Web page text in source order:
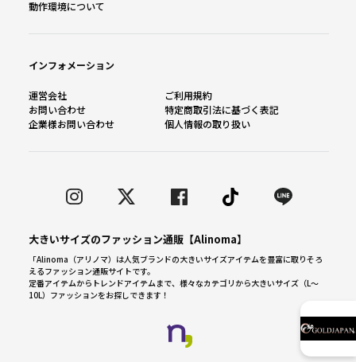
動作環境について
インフォメーション
運営会社
ご利用規約
お問い合わせ
特定商取引法に基づく表記
企業様お問い合わせ
個人情報の取り扱い
大きいサイズのファッション通販【Alinoma】
「Alinoma（アリノマ）は人気ブランドの大きいサイズアイテムを豊富に取りそろ
えるファッション通販サイトです。
定番アイテムからトレンドアイテムまで、様々なカテゴリから大きいサイズ（L～
10L）ファッションをお探しできます！